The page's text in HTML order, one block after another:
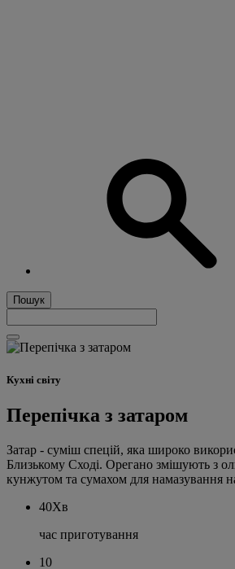
Пошук
Кухні світу
Перепічка з затаром
Затар - суміш спецій, яка широко
Близькому Сході. Орегано змішують з
кунжутом та сумахом для намазування
40Хв
час приготування
10